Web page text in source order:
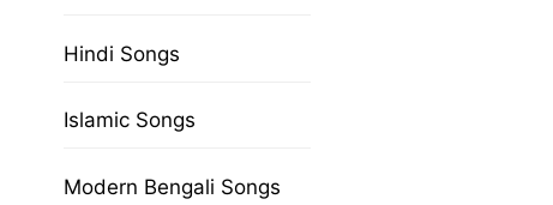
Hindi Songs
Islamic Songs
Modern Bengali Songs